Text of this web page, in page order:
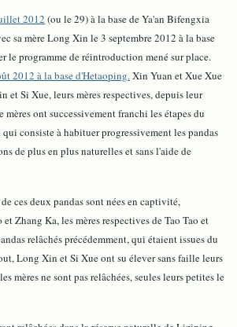
2012 (ou le 29) à la base de Ya'an Bifengxia
sa mère Long Xin le 3 septembre 2012 à la base
le programme de réintroduction mené sur place.
2012 à la base d'Hetaoping.Xin Yuan et Xue Xue
et Si Xue, leurs mères respectives, depuis leur
mères ont successivement franchi les étapes du
consiste à habituer progressivement les pandas
de plus en plus naturelles et sans l'aide de
ces deux pandas sont nées en captivité,
Zhang Ka, les mères respectives de Tao Tao et
relâchés précédemment, qui étaient issues du
Long Xin et Si Xue ont su élever sans faille leurs
mères ne sont pas relâchées, seules leurs petites le